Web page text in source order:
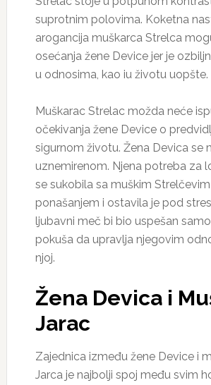
suprotnim polovima. Koketna
arogancija muškarca Strelca
osećanja žene Device jer je
u odnosima, kao iu životu uopšte.
Muškarac Strelac možda neće
očekivanja žene Device o
sigurnom životu. Žena Devica se
uznemirenom. Njena potreba za
se sukobila sa muškim
ponašanjem i ostavila je pod
ljubavni meč bi bio uspešan
pokuša da upravlja njegovim
njoj.
Žena Devica i
Jarac
Zajednica između žene Device i
Jarca je najbolji spoj među svim